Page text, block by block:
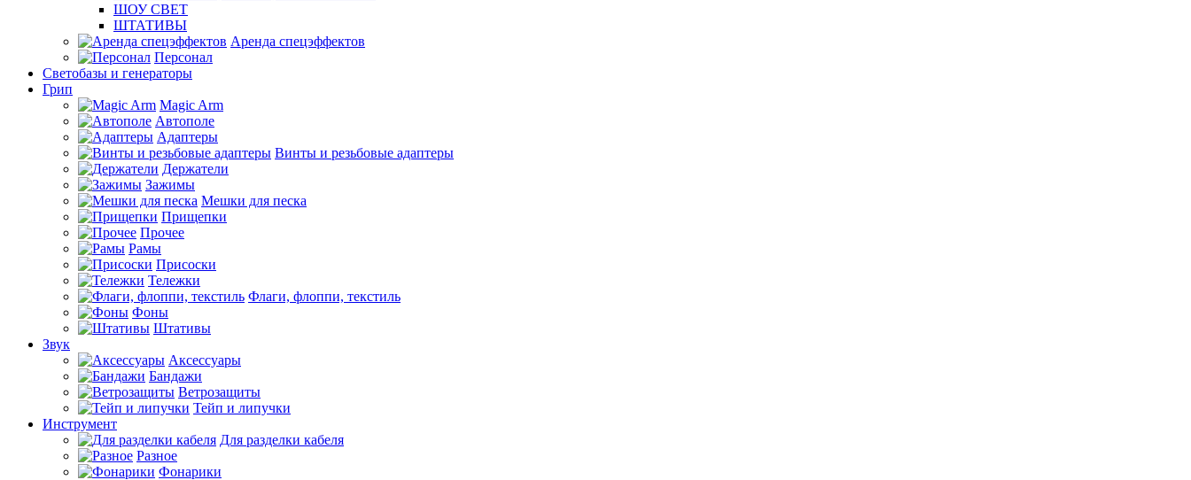
ШОУ СВЕТ
ШТАТИВЫ
Аренда спецэффектов
Персонал
Светобазы и генераторы
Грип
Magic Arm
Автополе
Адаптеры
Винты и резьбовые адаптеры
Держатели
Зажимы
Мешки для песка
Прищепки
Прочее
Рамы
Присоски
Тележки
Флаги, флоппи, текстиль
Фоны
Штативы
Звук
Аксессуары
Бандажи
Ветрозащиты
Тейп и липучки
Инструмент
Для разделки кабеля
Разное
Фонарики